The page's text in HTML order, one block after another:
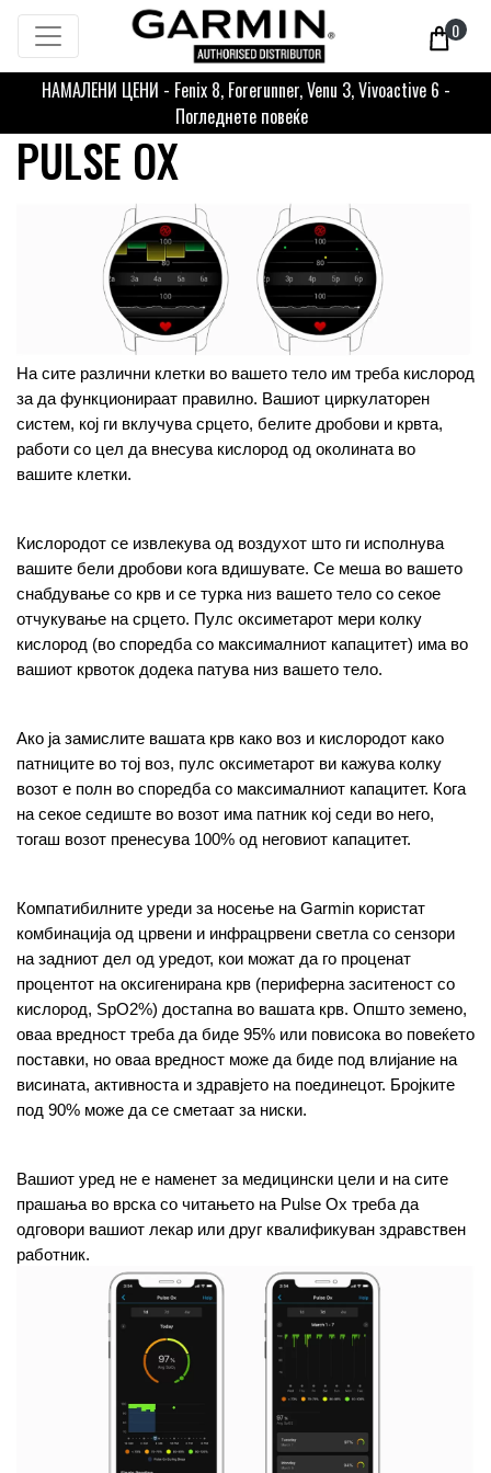
0
НАМАЛЕНИ ЦЕНИ - Fenix 8, Forerunner, Venu 3, Vivoactive 6 -
Погледнете повеќе
PULSE OX
На сите различни клетки во вашето тело им треба кислород
за да функционираат правилно. Вашиот циркулаторен
систем, кој ги вклучува срцето, белите дробови и крвта,
работи со цел да внесува кислород од околината во
вашите клетки.
Кислородот се извлекува од воздухот што ги исполнува
вашите бели дробови кога вдишувате. Се меша во вашето
снабдување со крв и се турка низ вашето тело со секое
отчукување на срцето. Пулс оксиметарот мери колку
кислород (во споредба со максималниот капацитет) има во
вашиот крвоток додека патува низ вашето тело.
Ако ја замислите вашата крв како воз и кислородот како
патниците во тој воз, пулс оксиметарот ви кажува колку
возот е полн во споредба со максималниот капацитет. Кога
на секое седиште во возот има патник кој седи во него,
тогаш возот пренесува 100% од неговиот капацитет.
Компатибилните уреди за носење на Garmin користат
комбинација од црвени и инфрацрвени светла со сензори
на задниот дел од уредот, кои можат да го проценат
процентот на оксигенирана крв (периферна заситеност со
кислород, SpO2%) достапна во вашата крв. Општо земено,
оваа вредност треба да биде 95% или повисока во повеќето
поставки, но оваа вредност може да биде под влијание на
висината, активноста и здравјето на поединецот. Бројките
под 90% може да се сметаат за ниски.
Вашиот уред не е наменет за медицински цели и на сите
прашања во врска со читањето на Pulse Ox треба да
одговори вашиот лекар или друг квалификуван здравствен
работник.